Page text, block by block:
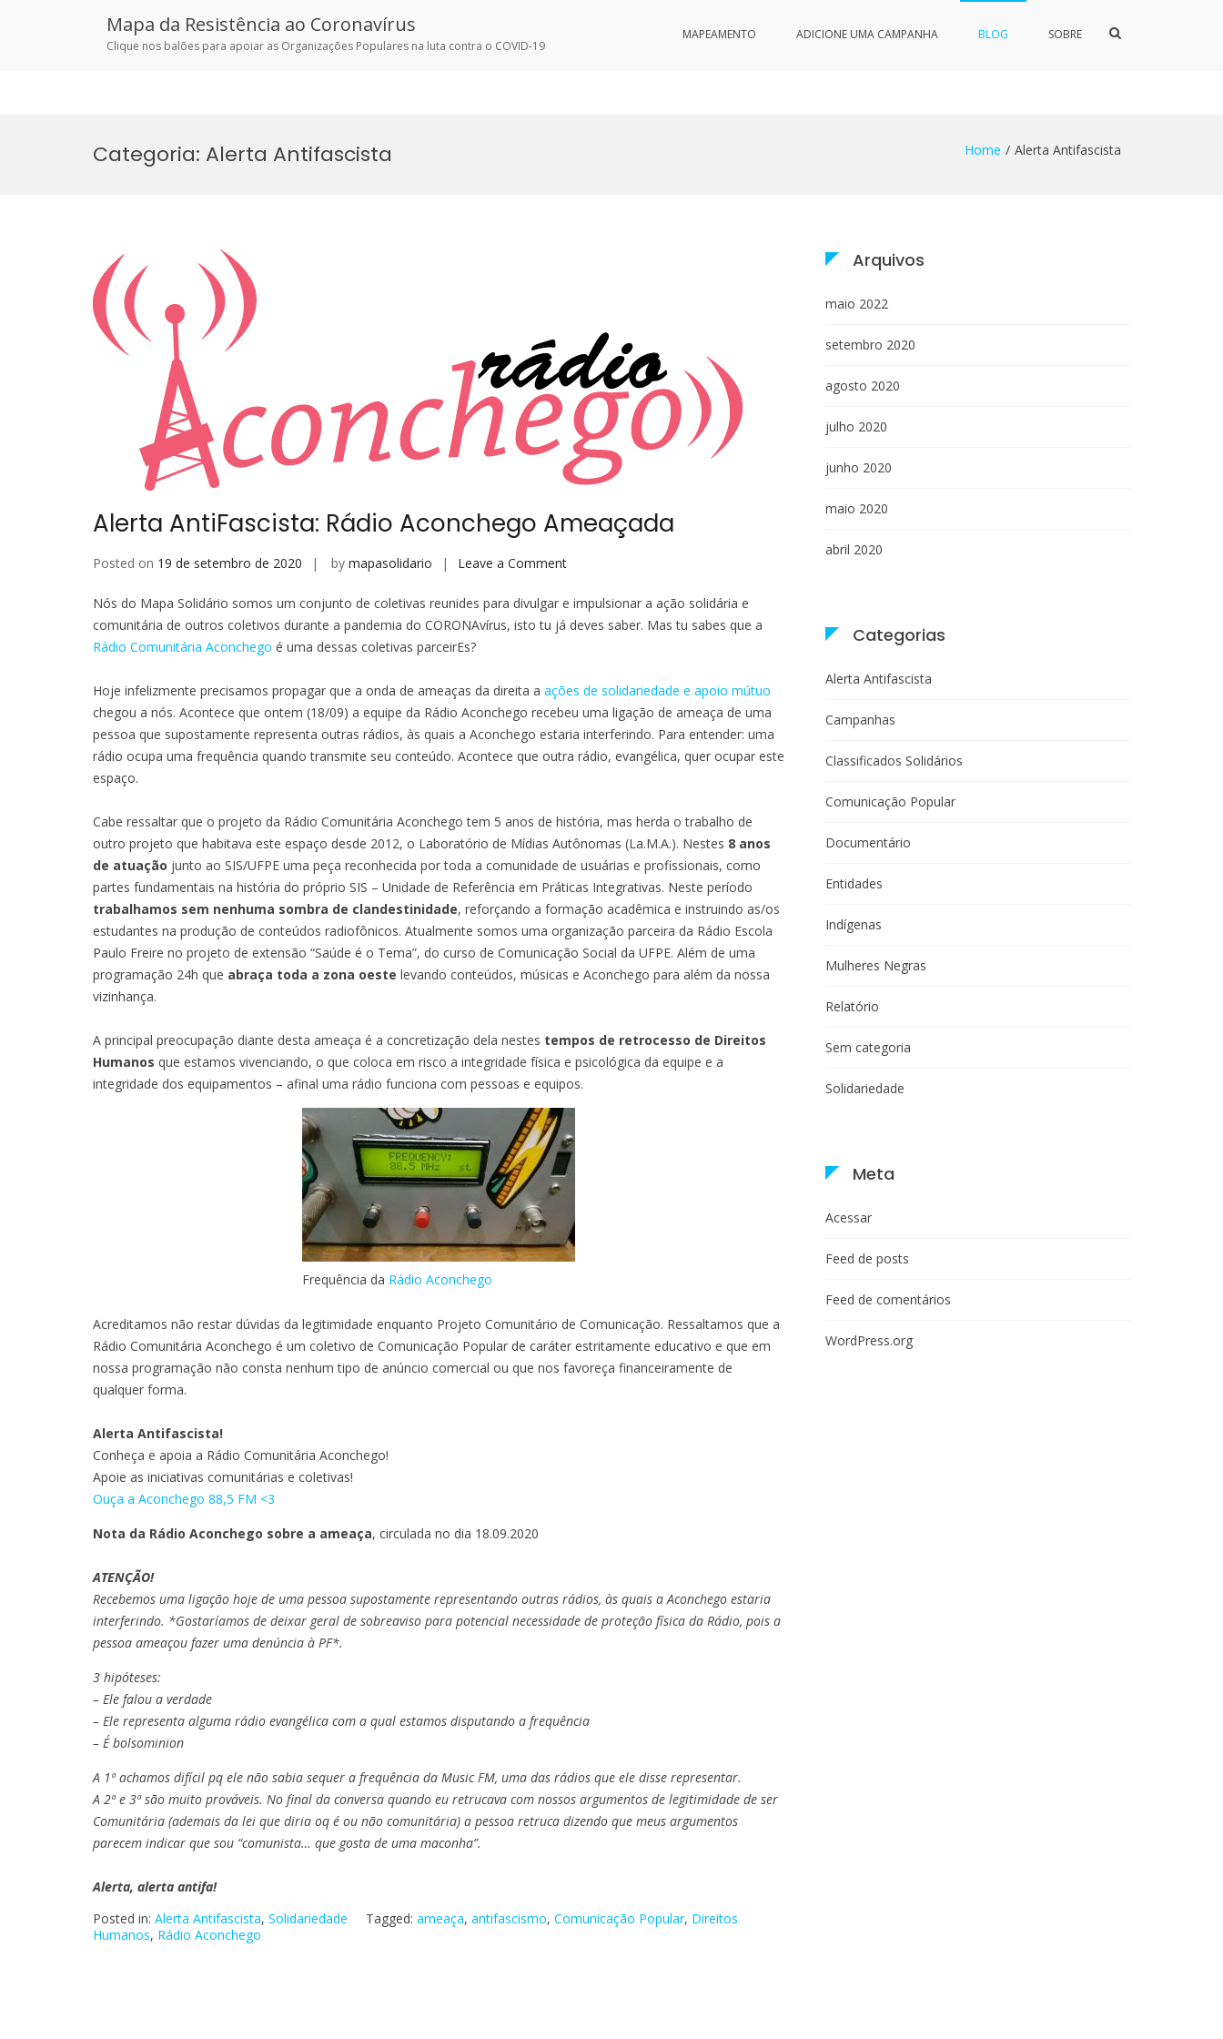
Mapa da Resistência ao Coronavírus
Clique nos balões para apoiar as Organizações Populares na luta contra o COVID-19
MAPEAMENTO ADICIONE UMA CAMPANHA BLOG SOBRE
Show
Categoria: Alerta Antifascista Home Alerta Antifascista
Alerta AntiFascista: Rádio Aconchego Ameaçada
Posted on 19 de setembro de 2020 by mapasolidario Leave a Commenton
AntiFascista:
Rádio
Nós do Mapa Solidário somos um conjunto de coletivas reunides para divulgar e impulsionar a ação solidária e
comunitária de outros coletivos durante a pandemia do CORONAvírus, isto tu já deves saber. Mas tu sabes que a
Rádio Comunitária Aconchego é uma dessas coletivas parceirEs?
Hoje infelizmente precisamos propagar que a onda de ameaças da direita a ações de solidariedade e apoio mútuo
chegou a nós. Acontece que ontem (18/09) a equipe da Rádio Aconchego recebeu uma ligação de ameaça de uma
pessoa que supostamente representa outras rádios, às quais a Aconchego estaria interferindo. Para entender: uma
rádio ocupa uma frequência quando transmite seu conteúdo. Acontece que outra rádio, evangélica, quer ocupar este
espaço.
Cabe ressaltar que o projeto da Rádio Comunitária Aconchego tem 5 anos de história, mas herda o trabalho de
outro projeto que habitava este espaço desde 2012, o Laboratório de Mídias Autônomas (La.M.A.). Nestes 8 anos
de atuação junto ao SIS/UFPE uma peça reconhecida por toda a comunidade de usuárias e profissionais, como
partes fundamentais na história do próprio SIS – Unidade de Referência em Práticas Integrativas. Neste período
trabalhamos sem nenhuma sombra de clandestinidade, reforçando a formação acadêmica e instruindo as/os
estudantes na produção de conteúdos radiofônicos. Atualmente somos uma organização parceira da Rádio Escola
Paulo Freire no projeto de extensão “Saúde é o Tema”, do curso de Comunicação Social da UFPE. Além de uma
programação 24h que abraça toda a zona oeste levando conteúdos, músicas e Aconchego para além da nossa
vizinhança.
A principal preocupação diante desta ameaça é a concretização dela nestes tempos de retrocesso de Direitos
Humanos que estamos vivenciando, o que coloca em risco a integridade física e psicológica da equipe e a
integridade dos equipamentos – afinal uma rádio funciona com pessoas e equipos.
Frequência da Rádio Aconchego
Acreditamos não restar dúvidas da legitimidade enquanto Projeto Comunitário de Comunicação. Ressaltamos que a
Rádio Comunitária Aconchego é um coletivo de Comunicação Popular de caráter estritamente educativo e que em
nossa programação não consta nenhum tipo de anúncio comercial ou que nos favoreça financeiramente de
qualquer forma.
Alerta Antifascista!
Conheça e apoia a Rádio Comunitária Aconchego!
Apoie as iniciativas comunitárias e coletivas!
Ouça a Aconchego 88,5 FM <3
Nota da Rádio Aconchego sobre a ameaça, circulada no dia 18.09.2020
ATENÇÃO!
Recebemos uma ligação hoje de uma pessoa supostamente representando outras rádios, às quais a Aconchego estaria
interferindo. *Gostaríamos de deixar geral de sobreaviso para potencial necessidade de proteção física da Rádio, pois a
pessoa ameaçou fazer uma denúncia à PF*.
3 hipóteses:
– Ele falou a verdade
– Ele representa alguma rádio evangélica com a qual estamos disputando a frequência
– É bolsominion
A 1ª achamos difícil pq ele não sabia sequer a frequência da Music FM, uma das rádios que ele disse representar.
A 2ª e 3ª são muito prováveis. No final da conversa quando eu retrucava com nossos argumentos de legitimidade de ser
Comunitária (ademais da lei que diria oq é ou não comunitária) a pessoa retruca dizendo que meus argumentos
parecem indicar que sou “comunista… que gosta de uma maconha”.
Alerta, alerta antifa!
Posted in: Alerta Antifascista, Solidariedade Tagged: ameaça, antifascismo, Comunicação Popular, Direitos
Humanos, Rádio Aconchego
Arquivos
maio 2022
setembro 2020
agosto 2020
julho 2020
junho 2020
maio 2020
abril 2020
Categorias
Alerta Antifascista
Campanhas
Classificados Solidários
Comunicação Popular
Documentário
Entidades
Indígenas
Mulheres Negras
Relatório
Sem categoria
Solidariedade
Meta
Acessar
Feed de posts
Feed de comentários
WordPress.org